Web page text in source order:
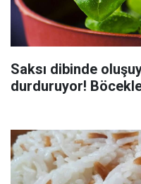
Saksı dibinde
durduruyor!